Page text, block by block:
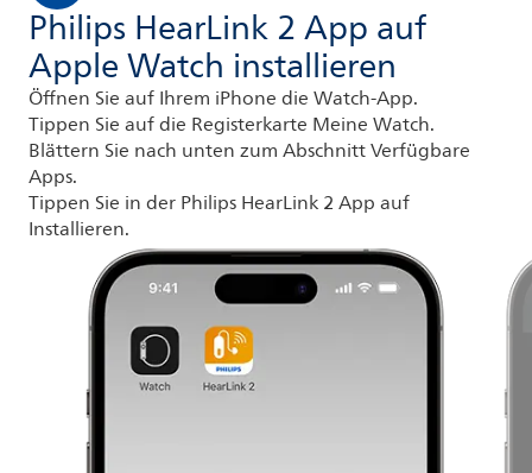
Philips HearLink 2 App auf
Apple Watch installieren
Öffnen Sie auf Ihrem iPhone die Watch-App.
Tippen Sie auf die Registerkarte Meine Watch.
Blättern Sie nach unten zum Abschnitt Verfügbare
Apps.
Tippen Sie in der Philips HearLink 2 App auf
Installieren.